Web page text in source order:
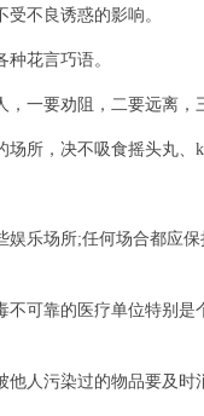
不良诱惑的影响。
花言巧语。
一要劝阻，二要远离，
所，决不吸食摇头丸、k
乐场所;任何场合都应保
靠的医疗单位特别是
人污染过的物品要及时